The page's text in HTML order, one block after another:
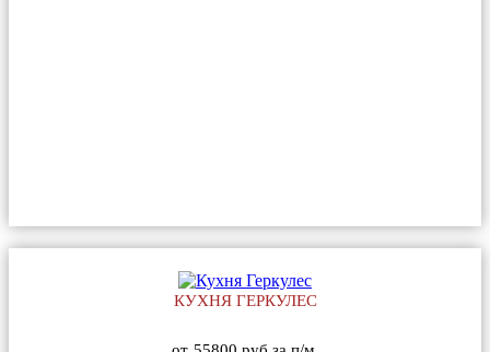
КУХНЯ ГЕРКУЛЕС